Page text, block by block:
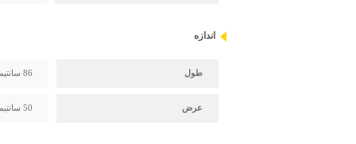
اندازه
طول 86 سانتیمتر
عرض 50 سانتیمتر